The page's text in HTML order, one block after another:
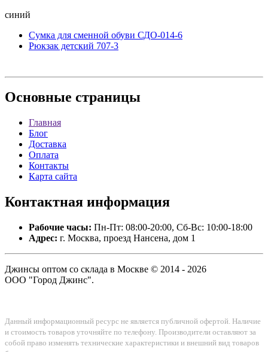
синий
Сумка для сменной обуви СДО-014-6
Рюкзак детский 707-3
Основные страницы
Главная
Блог
Доставка
Оплата
Контакты
Карта сайта
Контактная информация
Рабочие часы: Пн-Пт: 08:00-20:00, Сб-Вс: 10:00-18:00
Адрес: г. Москва, проезд Нансена, дом 1
Джинсы оптом со склада в Москве © 2014 - 2026
ООО "Город Джинс".
Данный информационный ресурс не является публичной офертой. Наличие
и стоимость товаров уточняйте по телефону. Производители оставляют за
собой право изменять технические характеристики и внешний вид товаров